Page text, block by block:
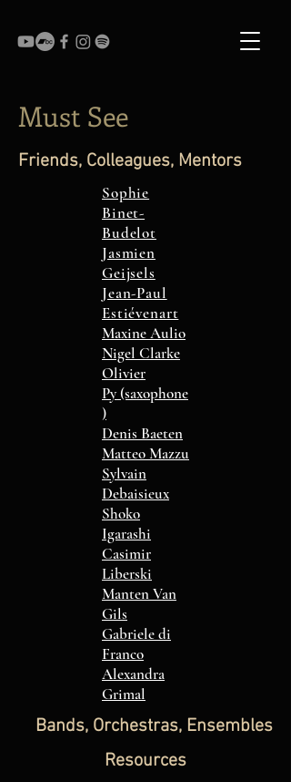
Must See
Friends, Colleagues, Mentors
Sophie
Binet-
Budelot
Jasmien
Geijsels
Jean-Paul
Estiévenart
Maxine Aulio
Nigel Clarke
Olivier
Py(saxophone
)
Denis Baeten
Matteo Mazzu
Sylvain
Debaisieux
Shoko
Igarashi
Casimir
Liberski
Manten Van
Gils
Gabriele di
Franco
Alexandra
Grimal
Bands, Orchestras, Ensembles
Resources